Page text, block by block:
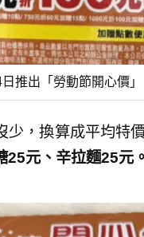
推出「勞動節開心價
少，換算成平均特
25元、辛拉麵25元